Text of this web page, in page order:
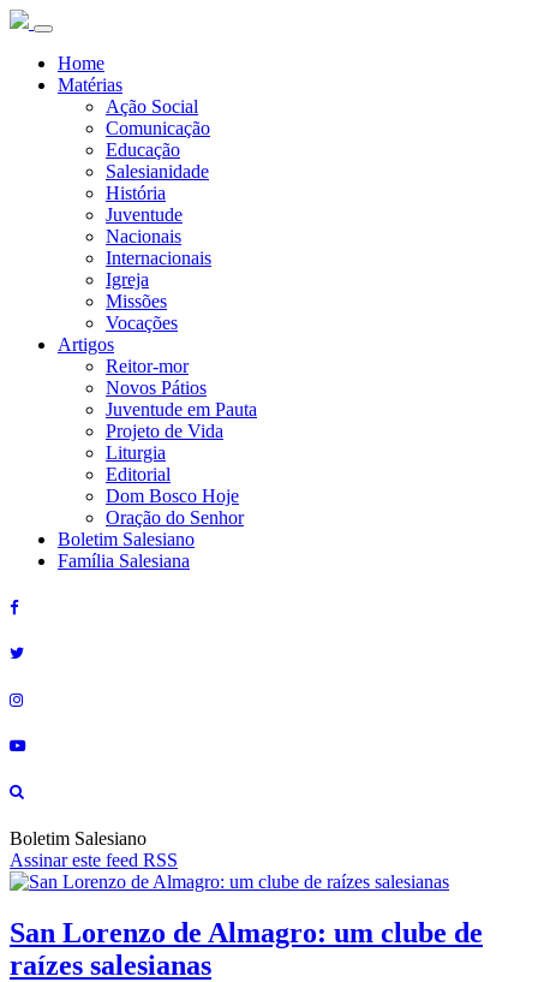
Home
Matérias
Ação Social
Comunicação
Educação
Salesianidade
História
Juventude
Nacionais
Internacionais
Igreja
Missões
Vocações
Artigos
Reitor-mor
Novos Pátios
Juventude em Pauta
Projeto de Vida
Liturgia
Editorial
Dom Bosco Hoje
Oração do Senhor
Boletim Salesiano
Família Salesiana
Boletim Salesiano
Assinar este feed RSS
San Lorenzo de Almagro: um clube de
raízes salesianas